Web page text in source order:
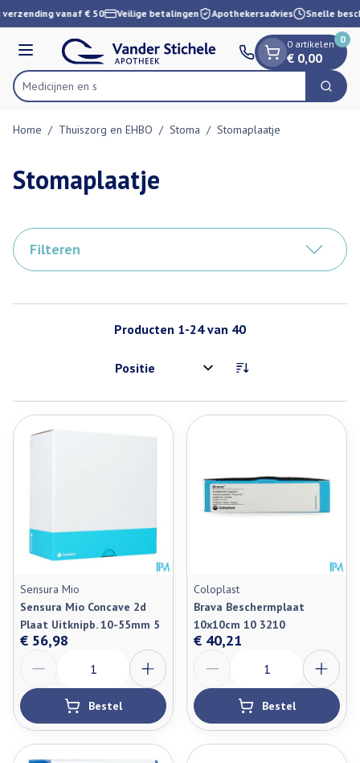
Ga naar de inhoud
1 van 1vanaf € 50 Veilige betalingen Apothekersadvies Snelle
Menu
Product, merk, categorie... Zoek
0 artikelen
€ 0,00
0
Home / Thuiszorg en EHBO / Stoma / Stomaplaatje
Stomaplaatje
Filteren
Producten 1-24van 40
Sorteer op:
Sensura Mio
Sensura Mio Concave 2d
Plaat Uitknipb. 10-55mm 5
€ 56,98
Bestel
Coloplast
Brava Beschermplaat
10x10cm 10 3210
€ 40,21
Bestel